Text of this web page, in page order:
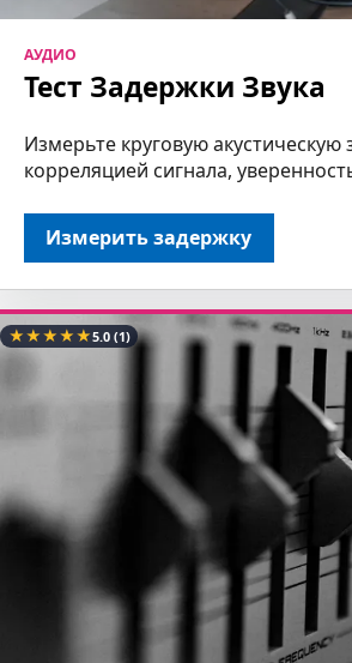
АУДИО
Тест Задержки Звука
Измерьте круговую акустическую
корреляцией сигнала,
Измерить задержку
★★★★★5.0(1)